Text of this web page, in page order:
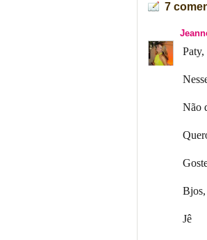
7
Paty,
Não
Bjos,
Jê